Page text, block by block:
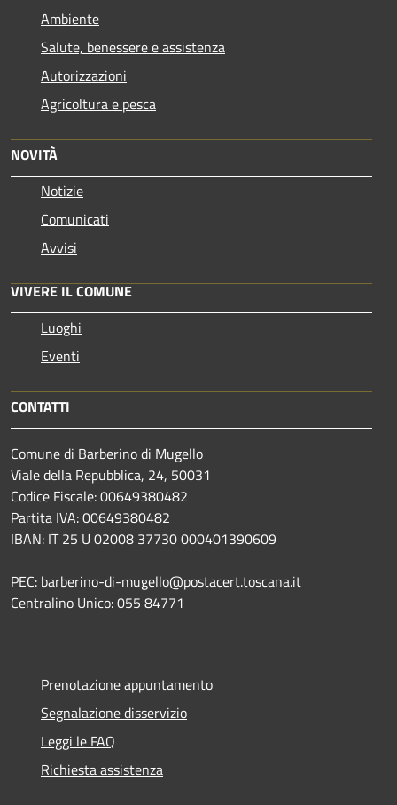
Ambiente
Salute, benessere e assistenza
Autorizzazioni
Agricoltura e pesca
NOVITÀ
Notizie
Comunicati
Avvisi
VIVERE IL COMUNE
Luoghi
Eventi
CONTATTI
Comune di Barberino di Mugello
Viale della Repubblica, 24, 50031
Codice Fiscale: 00649380482
Partita IVA: 00649380482
IBAN: IT 25 U 02008 37730 000401390609
PEC: barberino-di-mugello@postacert.toscana.it
Centralino Unico: 055 84771
Prenotazione appuntamento
Segnalazione disservizio
Leggi le FAQ
Richiesta assistenza